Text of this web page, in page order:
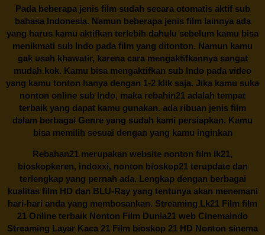
Pada beberapa jenis film sudah secara otomatis aktif sub
bahasa Indonesia. Namun beberapa jenis film lainnya ada
yang harus kamu aktifkan terlebih dahulu sebelum kamu bisa
menikmati sub Indo pada film yang ditonton. Namun kamu
gak usah khawatir, karena cara mengaktifkannya sangat
mudah kok. Kamu bisa mengaktifkan sub Indo pada video
yang kamu tonton hanya dengan 1-2 klik saja. Jika kamu suka
nonton online sub Indo, maka rebahin21 adalah tempat
terbaik yang dapat kamu gunakan. ada ribuan jenis film
dalam berbagai Genre yang sudah kami persiapkan. Kamu
bisa memilih sesuai dengan yang kamu inginkan
Rebahan21 merupakan website nonton film lk21,
bioskopkeren, indoxxi, nonton bioskop21 terupdate dan
terlengkap yang pernah ada. Lengkap dengan berbagai
kualitas film HD dan BLU-Ray yang tentunya akan menemani
hari-hari anda yang membosankan. Streaming Lk21 Film film
21 Online terbaik Nonton Film Dunia21 web Cinemaindo
Streaming Layar Kaca 21 Film bioskop 21 HD Nonton sinema